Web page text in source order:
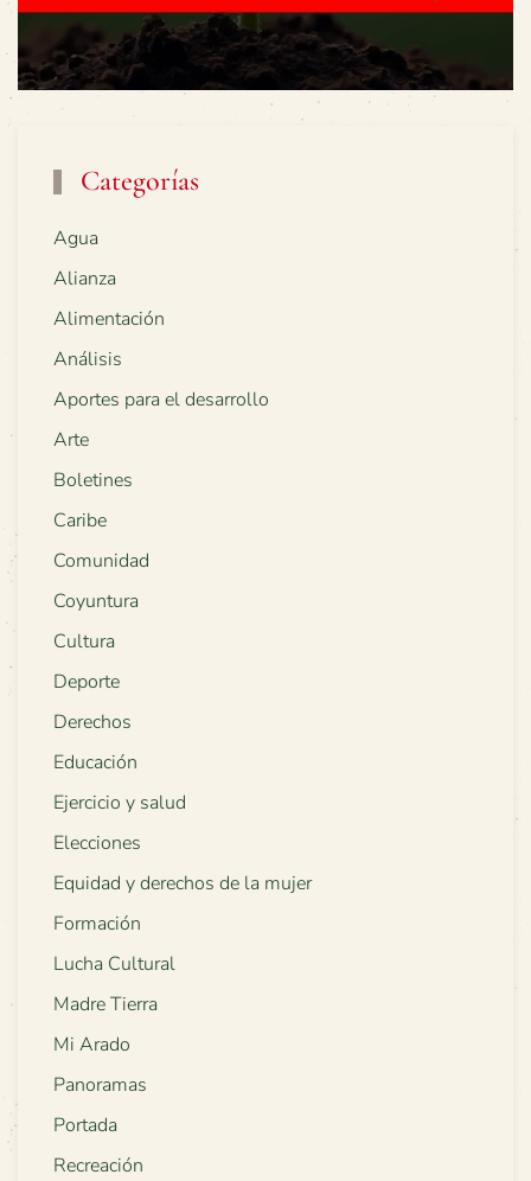
Categorías
Agua
Alianza
Alimentación
Análisis
Aportes para el desarrollo
Arte
Boletines
Caribe
Comunidad
Coyuntura
Cultura
Deporte
Derechos
Educación
Ejercicio y salud
Elecciones
Equidad y derechos de la mujer
Formación
Lucha Cultural
Madre Tierra
Mi Arado
Panoramas
Portada
Recreación